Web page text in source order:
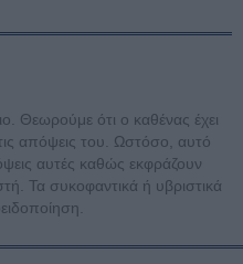
Θεωρούμε ότι ο καθένας έχει
απόψεις του. Ωστόσο, αυτό
αυτές καθώς εκφράζουν
Τα συκοφαντικά ή υβριστικά